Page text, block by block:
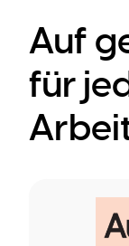
Auf
für